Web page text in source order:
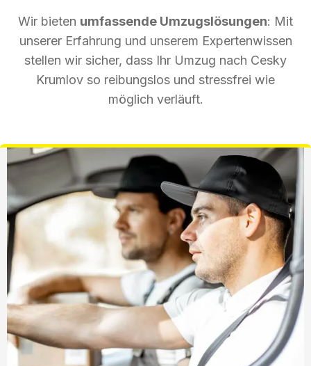
Wir bieten umfassende Umzugslösungen: Mit
unserer Erfahrung und unserem Expertenwissen
stellen wir sicher, dass Ihr Umzug nach Cesky
Krumlov so reibungslos und stressfrei wie
möglich verläuft.